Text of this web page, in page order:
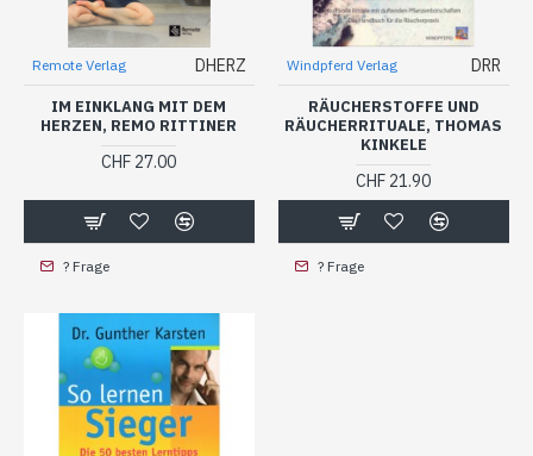
Remote Verlag DHERZ
IM EINKLANG MIT DEM
HERZEN, REMO RITTINER
CHF 27.00
? Frage
Windpferd Verlag DRR
RÄUCHERSTOFFE UND
RÄUCHERRITUALE, THOMAS
KINKELE
CHF 21.90
? Frage